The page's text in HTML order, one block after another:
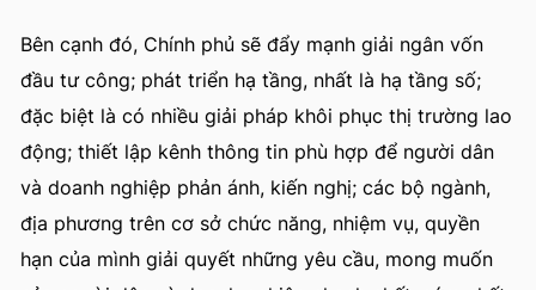
Bên cạnh đó, Chính phủ sẽ đẩy mạnh giải ngân vốn
đầu tư công; phát triển hạ tầng, nhất là hạ tầng số;
đặc biệt là có nhiều giải pháp khôi phục thị trường lao
động; thiết lập kênh thông tin phù hợp để người dân
và doanh nghiệp phản ánh, kiến nghị; các bộ ngành,
địa phương trên cơ sở chức năng, nhiệm vụ, quyền
hạn của mình giải quyết những yêu cầu, mong muốn